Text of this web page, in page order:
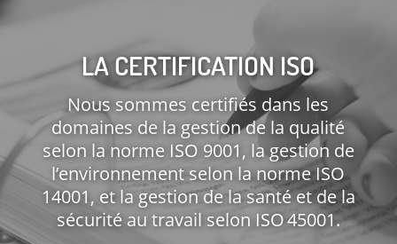
LA CERTIFICATION ISO
Nous sommes certifiés dans les
domaines de la gestion de la qualité
selon la norme ISO 9001, la gestion de
l’environnement selon la norme ISO
14001, et la gestion de la santé et de la
sécurité au travail selon ISO 45001.